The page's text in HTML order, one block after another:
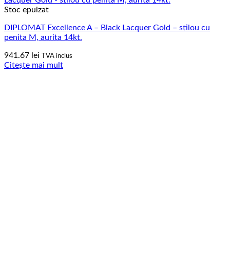
Stoc epuizat
DIPLOMAT Excellence A – Black Lacquer Gold – stilou cu
penita M, aurita 14kt.
941.67 lei TVA inclus
Citește mai mult